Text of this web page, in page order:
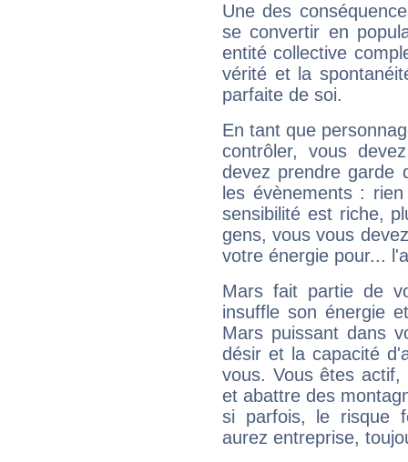
Une des
se convertir en
entité collective
vérité et la
parfaite de soi.
En tant que
contrôler, vous
devez prendre garde
les évènements :
sensibilité est riche,
gens, vous vous
votre énergie pour...
Mars fait partie de
insuffle son énergie
Mars puissant dans
désir et la capacité
vous. Vous êtes
et abattre des
si parfois, le risque
aurez entreprise,